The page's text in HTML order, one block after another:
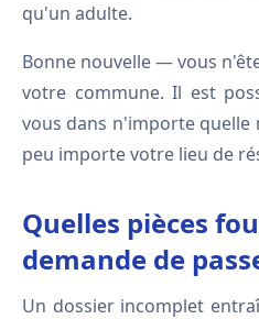
qu'un adulte.
Bonne nouvelle — vous
votre commune. Il est
vous dans n'importe quelle
peu importe votre lieu de
Quelles pièces
demande de
Un dossier incomplet